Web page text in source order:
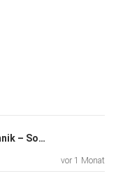
Whitney Houston Gesangstechnik – So singst du kraftvoll und emotional
vor 1 Monat